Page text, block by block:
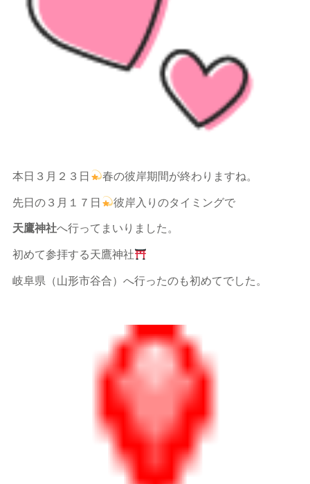
本日３月２３日 春の彼岸期間が終わりますね。
先日の３月１７日 彼岸入りのタイミングで
天鷹神社へ行ってまいりました。
初めて参拝する天鷹神社
岐阜県（山形市谷合）へ行ったのも初めてでした。